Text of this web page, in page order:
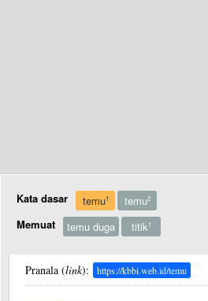
Kata dasar temu1 temu2
Memuat temu duga titik1
Pranala (link): https://kbbi.web.id/temu